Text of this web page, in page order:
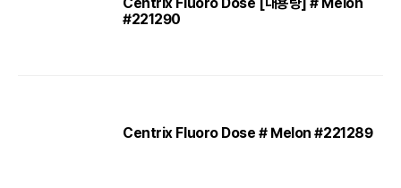
#221290
Centrix Fluoro Dose # Melon #221289